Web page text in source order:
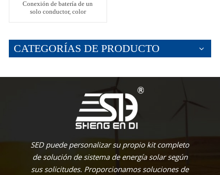
Conexión de batería de un
solo conductor, color
CATEGORÍAS DE PRODUCTO
SED puede personalizar su propio kit completo
de solución de sistema de energía solar según
sus solicitudes. Proporcionamos soluciones de